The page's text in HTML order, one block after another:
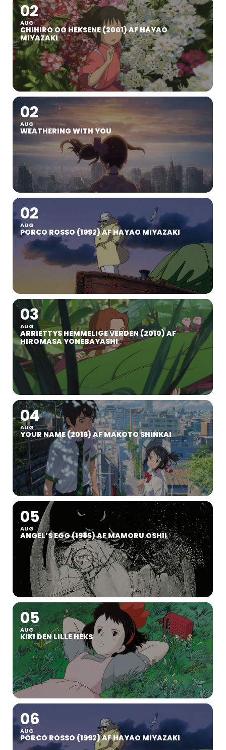
02
AUG
CHIHIRO OG HEKSENE (2001) AF HAYAO
MIYAZAKI
02
AUG
WEATHERING WITH YOU
02
AUG
PORCO ROSSO (1992) AF HAYAO MIYAZAKI
03
AUG
ARRIETTYS HEMMELIGE VERDEN (2010) AF
HIROMASA YONEBAYASHI
04
AUG
YOUR NAME (2016) AF MAKOTO SHINKAI
05
AUG
ANGEL’S EGG (1985) AF MAMORU OSHII
05
AUG
KIKI DEN LILLE HEKS
06
AUG
PORCO ROSSO (1992) AF HAYAO MIYAZAKI